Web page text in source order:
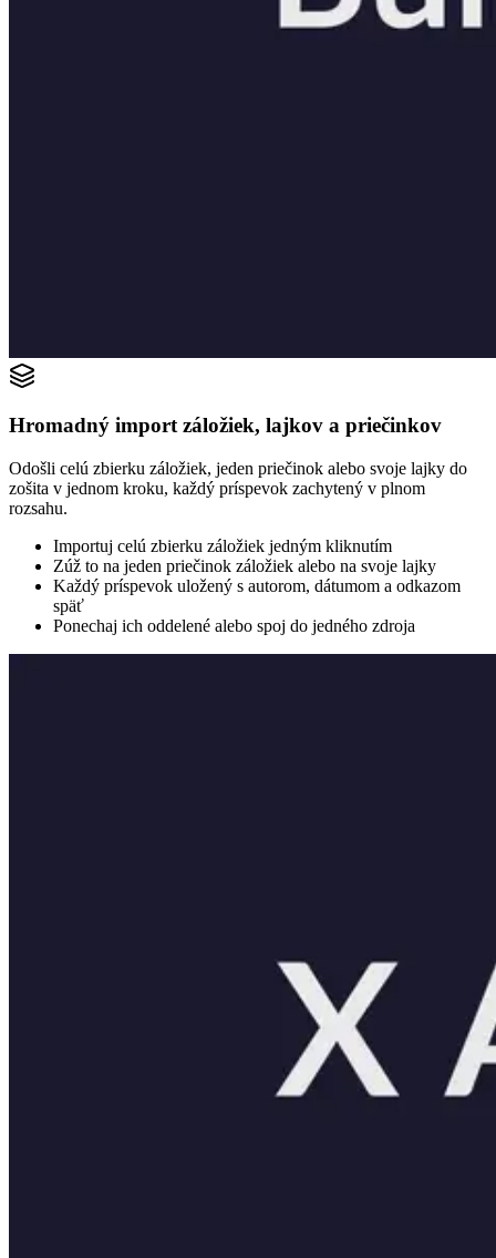
Hromadný import záložiek, lajkov a priečinkov
Odošli celú zbierku záložiek, jeden priečinok alebo svoje lajky do
zošita v jednom kroku, každý príspevok zachytený v plnom
rozsahu.
Importuj celú zbierku záložiek jedným kliknutím
Zúž to na jeden priečinok záložiek alebo na svoje lajky
Každý príspevok uložený s autorom, dátumom a odkazom
späť
Ponechaj ich oddelené alebo spoj do jedného zdroja